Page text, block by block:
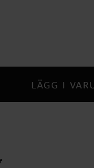
LÄGG I